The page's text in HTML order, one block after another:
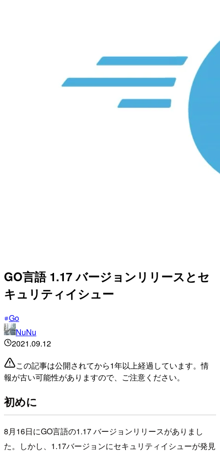
GO言語 1.17 バージョンリリースとセ
キュリティイシュー
Go
NuNu
2021.09.12
この記事は公開されてから1年以上経過しています。情
報が古い可能性がありますので、ご注意ください。
初めに
8月16日にGO言語の1.17 バージョンリリースがありまし
た。しかし、1.17バージョンにセキュリティイシューが発見